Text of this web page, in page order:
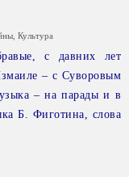
Культура
с давних лет
– с Суворовым
– на парады и в
Б. Фиготина, слова